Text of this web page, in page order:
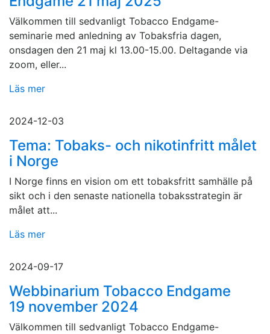
Välkommen till sedvanligt Tobacco Endgame-
seminarie med anledning av Tobaksfria dagen,
onsdagen den 21 maj kl 13.00-15.00. Deltagande via
zoom, eller...
Läs mer
2024-12-03
Tema: Tobaks- och nikotinfritt målet
i Norge
I Norge finns en vision om ett tobaksfritt samhälle på
sikt och i den senaste nationella tobaksstrategin är
målet att...
Läs mer
2024-09-17
Webbinarium Tobacco Endgame
19 november 2024
Välkommen till sedvanligt Tobacco Endgame-